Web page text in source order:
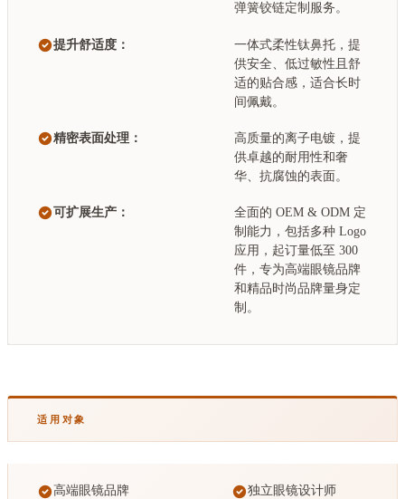
弹簧铰链定制服务。
提升舒适度：
一体式柔性钛鼻托，提
供安全、低过敏性且舒
适的贴合感，适合长时
间佩戴。
精密表面处理：
高质量的离子电镀，提
供卓越的耐用性和奢
华、抗腐蚀的表面。
可扩展生产：
全面的 OEM & ODM 定
制能力，包括多种 Logo
应用，起订量低至 300
件，专为高端眼镜品牌
和精品时尚品牌量身定
制。
适用对象
高端眼镜品牌 独立眼镜设计师